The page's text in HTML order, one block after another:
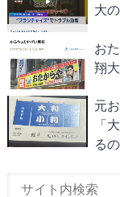
大
お
翔
元
「
る